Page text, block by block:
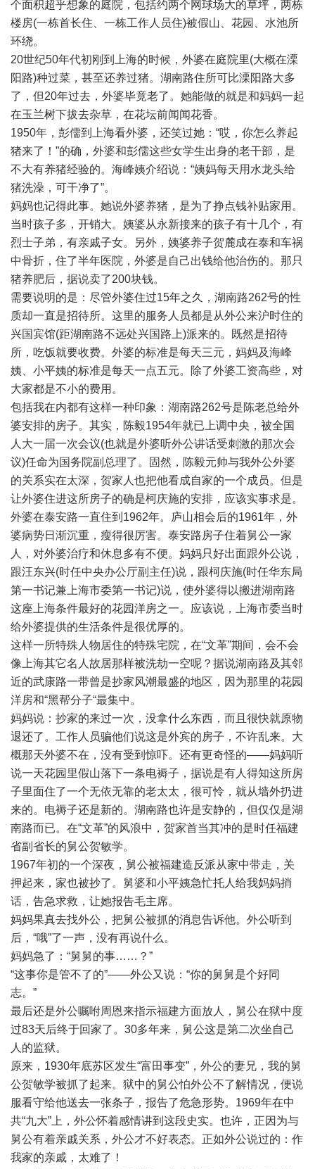
个面积超乎想象的庭院，包括约两个网球场大的草坪，两栋
楼房(一栋首长住、一栋工作人员住)被假山、花园、水池所
环绕。
20世纪50年代初刚到上海的时候，外婆在庭院里(大概在溧
阳路)种过菜，甚至还养过猪。湖南路住所可比溧阳路大多
了，但20年过去，外婆毕竟老了。她能做的就是和妈妈一起
在玉兰树下拔去杂草，在花坛前闻闻花香。
1950年，彭儒到上海看外婆，还笑过她：“哎，你怎么养起
猪来了！”的确，外婆和彭儒这些女学生出身的老干部，是
不大有养猪经验的。海峰姨介绍说：“姨妈每天用水龙头给
猪洗澡，可干净了”。
妈妈也记得此事。她说外婆养猪，是为了挣点钱补贴家用。
当时孩子多，开销大。姨婆从永新接来的孩子有十几个，有
烈士子弟，有亲戚子女。另外，姨婆养子贺麓成在泰和车祸
中骨折，住了半年医院，外婆是自己出钱给他治伤的。那只
猪养肥后，据说卖了200块钱。
需要说明的是：尽管外婆住过15年之久，湖南路262号的性
质却一直是招待所。这里的服务人员都是从外公来沪时住的
兴国宾馆(距湖南路不远处兴国路上)派来的。既然是招待
所，吃饭就要收费。外婆的标准是每天三元，妈妈及海峰
姨、小平姨的标准是每天一点五元。除了外婆工资高些，对
大家都是不小的费用。
包括我在内都有这样一种印象：湖南路262号是陈老总给外
婆安排的房子。其实，陈毅1954年就已上调中央，被全国
人大一届一次会议(也就是外婆听外公讲话受刺激的那次会
议)任命为国务院副总理了。固然，陈毅元帅与我外公外婆
的关系实在太深，贺家人也把他看成自家的一个成员。但是
让外婆住进这所房子的确是柯庆施的安排，应该实事求是。
外婆在泰安路一直住到1962年。庐山相会后的1961年，外
婆病势日渐沉重，瘦得很厉害。泰安路房子住着舅公一家
人，对外婆治疗和休息多有不便。妈妈只好出面跟外公说，
跟汪东兴(时任中央办公厅副主任)说，跟柯庆施(时任华东局
第一书记兼上海市委第一书记)说，使外婆得以搬进湖南路
这座上海条件最好的花园洋房之一。应该说，上海市委当时
给外婆提供的生活条件是很优厚的。
这样一所特殊人物居住的特殊宅院，在“文革”期间，会不会
像上海其它名人故居那样被洗劫一空呢？据说湖南路及其邻
近的武康路一带曾是抄家风潮最盛的地区，因为那里的花园
洋房和“黑帮分子“最集中。
妈妈说：抄家的来过一次，没拿什么东西，而且很快就原物
退还了。工作人员骗他们说这是外宾的房子，不许乱来。大
概那天外婆不在，没有受到惊吓。还有更奇怪的——妈妈听
说一天花园里假山落下一条电褥子，据说是有人得知这所房
子里面住了一个无依无靠的老太太，很可怜，就从墙外扔进
来的。电褥子还是新的。湖南路也许是安静的，但仅仅是湖
南路而已。在“文革”的风浪中，贺家首当其冲的是时任福建
省副省长的舅公贺敏学。
1967年初的一个深夜，舅公被福建造反派从家中带走，关
押起来，家也被抄了。舅婆和小平姨急忙托人给我妈妈捎
话，告急求救，让她报告毛主席。
妈妈果真去找外公，把舅公被抓的消息告诉他。外公听到
后，“哦”了一声，没有再说什么。
妈妈急了：“舅舅的事……？”
“这事你是管不了的”——外公又说：“你的舅舅是个好同
志。”
最后还是外公嘱咐周恩来指示福建方面放人，舅公在狱中度
过83天后终于回家了。30多年来，舅公这是第二次坐自己
人的监狱。
原来，1930年底苏区发生“富田事变”，外公的妻兄，我的舅
公贺敏学被抓了起来。狱中的舅公怕外公不了解情况，便说
服看守给他送去一张条子，报告了危急形势。1969年在中
共“九大”上，外公怀着感情讲到这段史实。也许，正因为与
舅公有着亲戚关系，外公才不好表态。正如外公说过的：作
我家的亲戚，太难了！